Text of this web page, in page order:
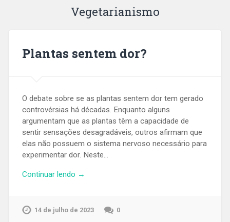
Vegetarianismo
Plantas sentem dor?
O debate sobre se as plantas sentem dor tem gerado
controvérsias há décadas. Enquanto alguns
argumentam que as plantas têm a capacidade de
sentir sensações desagradáveis, outros afirmam que
elas não possuem o sistema nervoso necessário para
experimentar dor. Neste…
Continuar lendo →
14 de julho de 2023 0